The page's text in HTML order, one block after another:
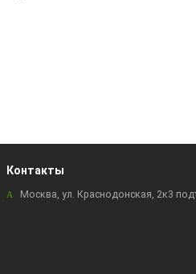
Контакты
Москва, ул. Краснодонская, 2к3